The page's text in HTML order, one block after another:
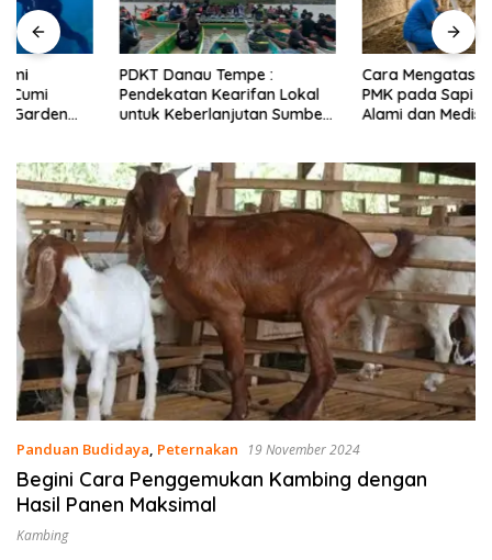
PDKT Danau Tempe :
Pendekatan Kearifan Lokal
untuk Keberlanjutan Sumber
Cara Mengatasi Penyakit
PMK pada Sapi Perah Secara
Alami dan Medis
Panduan Budidaya, Peternakan 19 November 2024
Begini Cara Penggemukan Kambing dengan
Hasil Panen Maksimal
Kambing